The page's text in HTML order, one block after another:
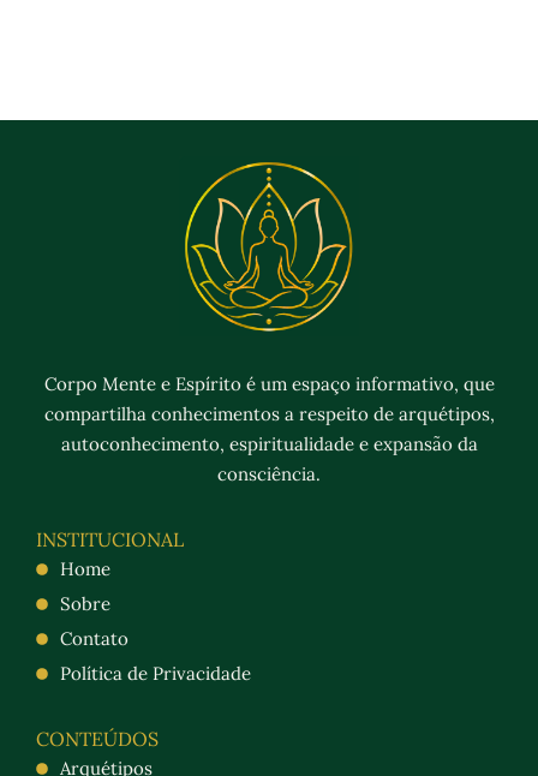
Corpo Mente e Espírito é um espaço informativo, que
compartilha conhecimentos a respeito de arquétipos,
autoconhecimento, espiritualidade e expansão da
consciência.
INSTITUCIONAL
Home
Sobre
Contato
Política de Privacidade
CONTEÚDOS
Arquétipos